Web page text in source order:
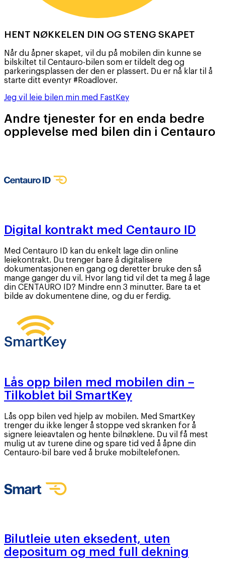
HENT NØKKELEN DIN OG STENG SKAPET
Når du åpner skapet, vil du på mobilen din kunne se
bilskiltet til Centauro-bilen som er tildelt deg og
parkeringsplassen der den er plassert. Du er nå klar til å
starte ditt eventyr #Roadlover.
Jeg vil leie bilen min med FastKey
Andre tjenester for en enda bedre
opplevelse med bilen din i Centauro
Digital kontrakt med Centauro ID
Med Centauro ID kan du enkelt lage din online
leiekontrakt. Du trenger bare å digitalisere
dokumentasjonen en gang og deretter bruke den så
mange ganger du vil. Hvor lang tid vil det ta meg å lage
din CENTAURO ID? Mindre enn 3 minutter. Bare ta et
bilde av dokumentene dine, og du er ferdig.
Lås opp bilen med mobilen din –
Tilkoblet bil SmartKey
Lås opp bilen ved hjelp av mobilen. Med SmartKey
trenger du ikke lenger å stoppe ved skranken for å
signere leieavtalen og hente bilnøklene. Du vil få mest
mulig ut av turene dine og spare tid ved å åpne din
Centauro-bil bare ved å bruke mobiltelefonen.
Bilutleie uten eksedent, uten
depositum og med full dekning